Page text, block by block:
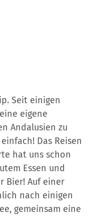
eigene
Andalusien zu
Das Reisen
hat uns schon
Essen und
Bier! Auf einer
nach einigen
gemeinsam eine
zu